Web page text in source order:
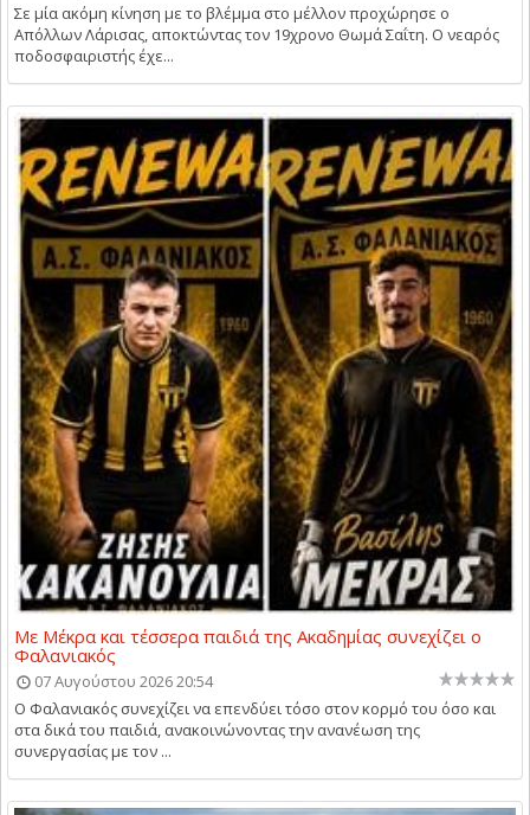
Σε μία ακόμη κίνηση με το βλέμμα στο μέλλον προχώρησε ο
Απόλλων Λάρισας, αποκτώντας τον 19χρονο Θωμά Σαΐτη. Ο νεαρός
ποδοσφαιριστής έχε...
Με Μέκρα και τέσσερα παιδιά της Ακαδημίας συνεχίζει ο
Φαλανιακός
07 Αυγούστου 2026 20:54
Ο Φαλανιακός συνεχίζει να επενδύει τόσο στον κορμό του όσο και
στα δικά του παιδιά, ανακοινώνοντας την ανανέωση της
συνεργασίας με τον ...